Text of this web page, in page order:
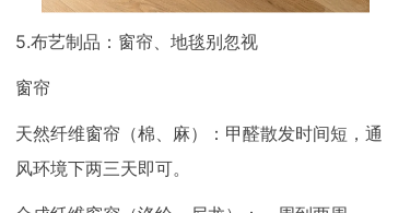
5.布艺制品：窗帘、地毯别忽视
窗帘
天然纤维窗帘（棉、麻）：甲醛散发时间短，通
风环境下两三天即可。